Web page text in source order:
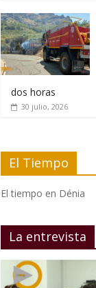
dos horas
30 julio, 2026
El Tiempo
El tiempo en Dénia
La entrevista